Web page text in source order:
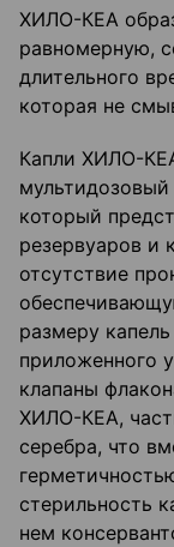
ХИЛО-КЕА
равномерную,
длительного
которая не
Капли ХИЛО-
который
резервуаров и
отсутствие
размеру
приложенного
клапаны
ХИЛО-КЕА,
серебра, что
стерильность
нем